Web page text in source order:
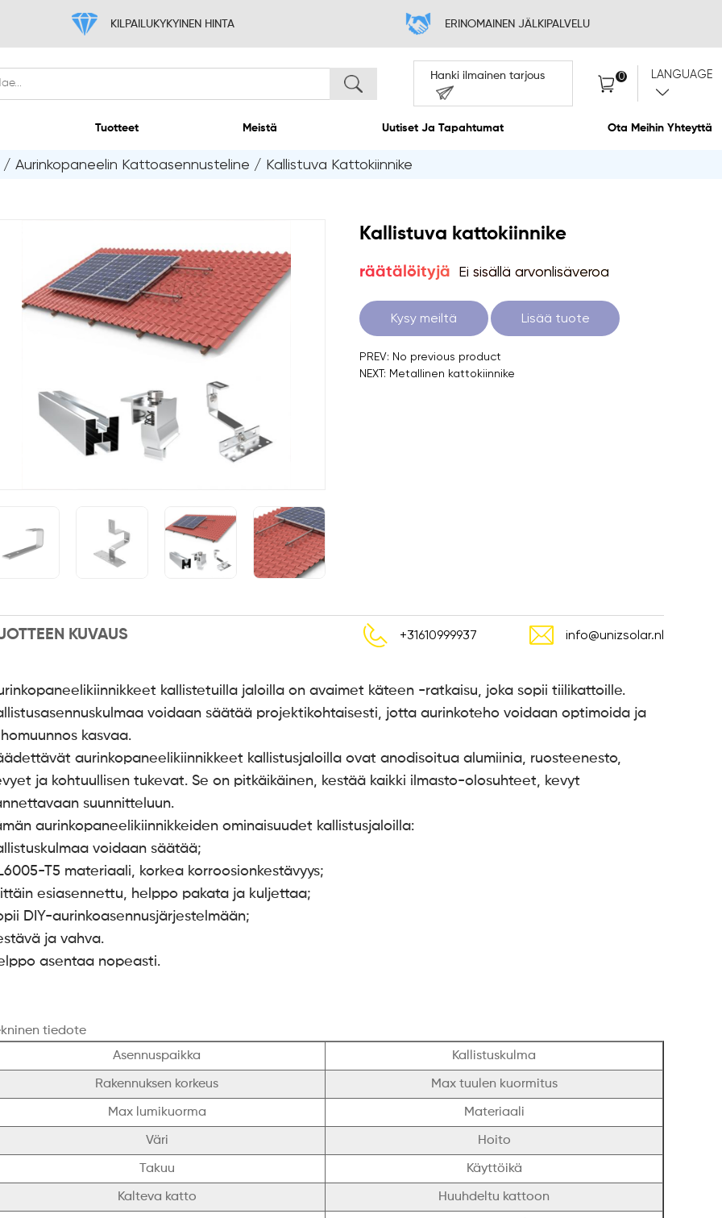
KILPAILUKYKYINEN HINTA
Hanki
Koti Tuotteet Meistä
/ Aurinkopaneelin Kattoasennusteline / Kallistuva Kattokiinnike
Kallistuva kattokiinnike
räätälöityjä Ei sisällä arvonlisäveroa
Kysy meiltä Lisää tuote
PREV: No previous product
NEXT: Metallinen kattokiinnike
KUVAUS +31610999937 info@unizsolar.nl
kallistetuilla jaloilla on avaimet käteen -ratkaisu, joka sopii tiilikattoille.
voidaan säätää projektikohtaisesti, jotta aurinkoteho voidaan optimoida ja
kasvaa.
aurinkopaneelikiinnikkeet kallistusjaloilla ovat anodisoitua alumiinia, ruosteenesto,
ja kohtuullisen tukevat. Se on pitkäikäinen, kestää kaikki ilmasto-olosuhteet, kevyt
suunnitteluun.
aurinkopaneelikiinnikkeiden ominaisuudet kallistusjaloilla:
voidaan säätää;
T5 materiaali, korkea korroosionkestävyys;
esiasennettu, helppo pakata ja kuljettaa;
DIY-aurinkoasennusjärjestelmään;
ja vahva.
asentaa nopeasti.
tiedote
Asennuspaikka
Kallistuskulma
Rakennuksen korkeus Max tuulen kuormitus
Max lumikuorma Materiaali
Väri Hoito
Takuu Käyttöikä
Kalteva katto Huuhdeltu kattoon